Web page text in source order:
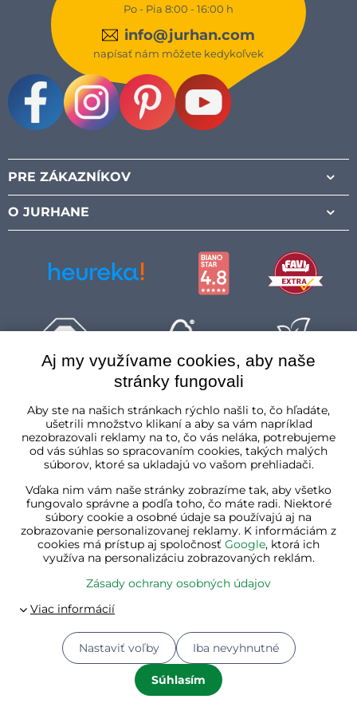
Po - Pia 8:00 - 16:00 h
info@jurhan.com
napísať nám môžete kedykoľvek
PRE ZÁKAZNÍKOV
O JURHANE
© 2026 Jurhan.com 💚 | Všetky práva vyhradené
Predvoľby súkromia
Zásady ochrany osobných údajov
Stav objednávky
Aj my využívame cookies, aby naše
stránky fungovali
Aby ste na našich stránkach rýchlo našli to, čo hľadáte,
ušetrili množstvo klikaní a aby sa vám napríklad
nezobrazovali reklamy na to, čo vás neláka, potrebujeme
od vás súhlas so spracovaním cookies, takých malých
súborov, ktoré sa ukladajú vo vašom prehliadači.
Vďaka nim vám naše stránky zobrazíme tak, aby všetko
fungovalo správne a podľa toho, čo máte radi. Niektoré
súbory cookie a osobné údaje sa používajú aj na
zobrazovanie personalizovanej reklamy. K informáciám z
cookies má prístup aj spoločnosť Google, ktorá ich
využíva na personalizáciu zobrazovaných reklám.
Zásady ochrany osobných údajov
Nastaviť voľby
Súhlasím
Iba nevyhnutné